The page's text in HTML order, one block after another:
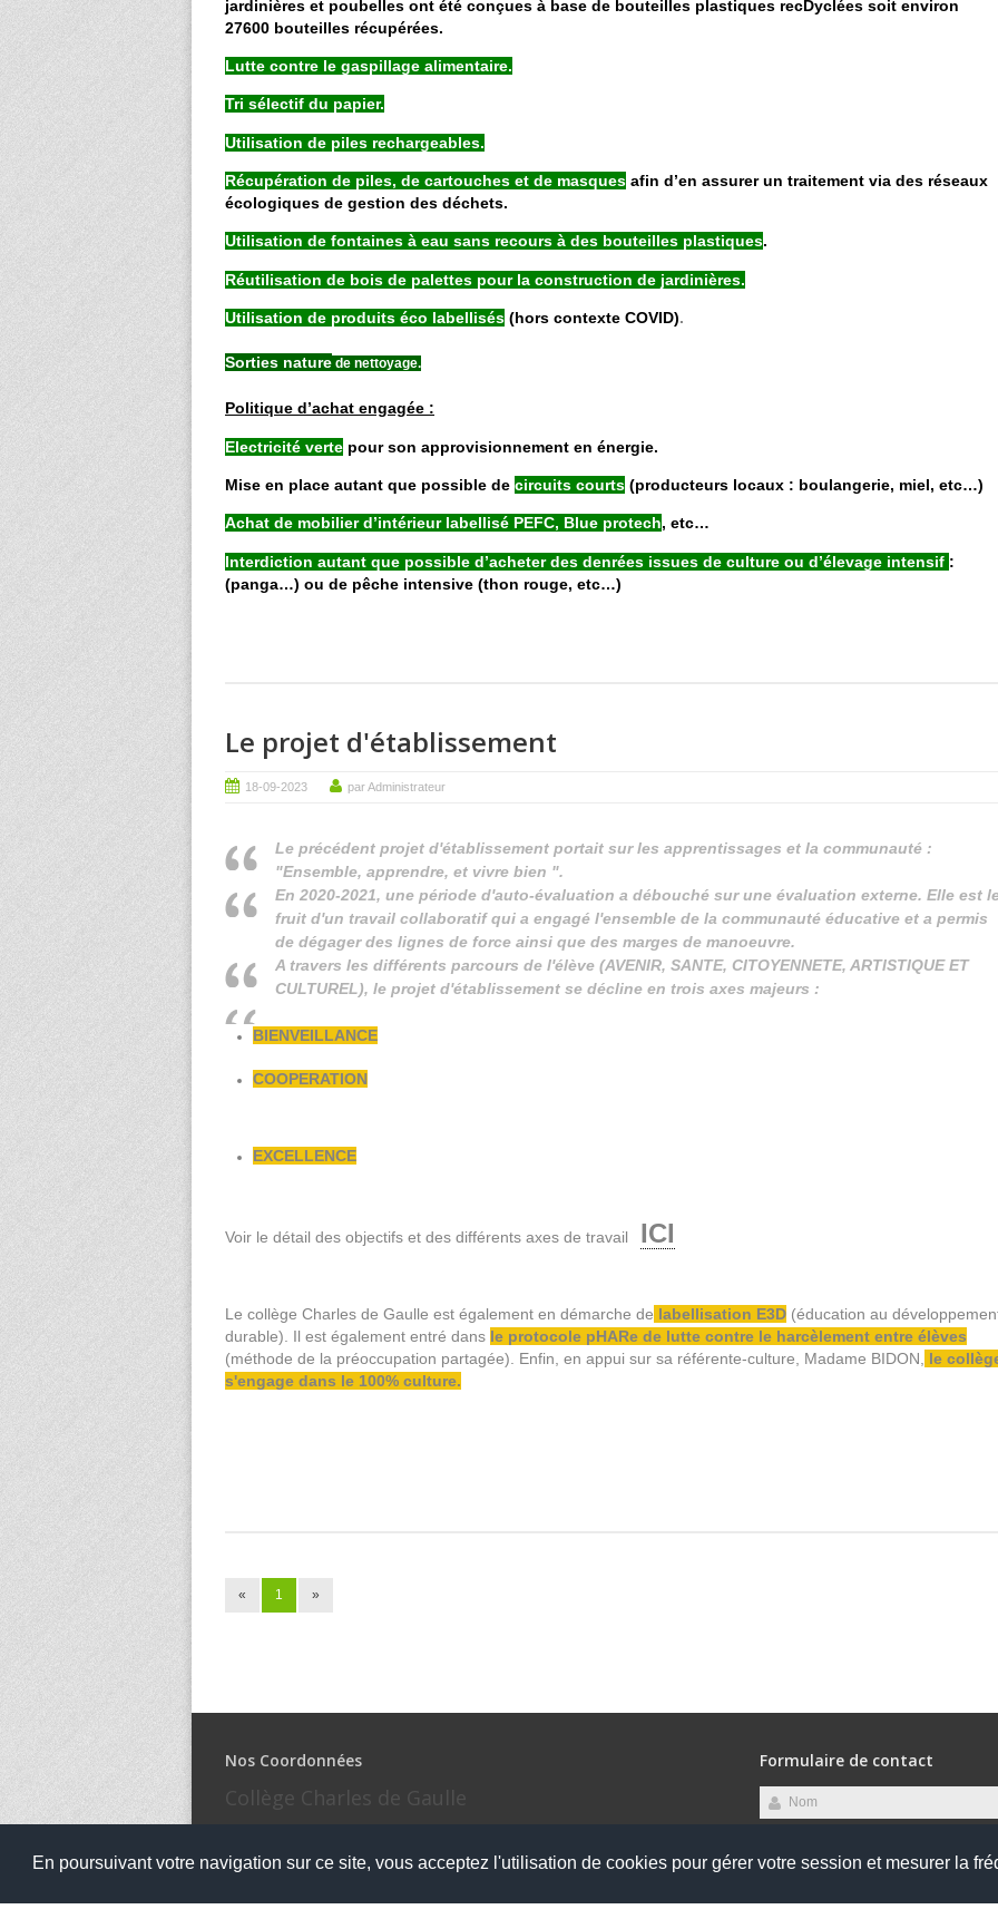
En poursuivant votre navigation sur ce site, vous acceptez l'utilisation de cookies pour gérer votre session et mesurer la
jardinières et poubelles ont été conçues à base de bouteilles plastiques recDyclées soit environ
27600 bouteilles récupérées.
Lutte contre le gaspillage alimentaire.
Tri sélectif du papier.
Utilisation de piles rechargeables.
Récupération de piles, de cartouches et de masques afin d’en assurer un traitement via des réseaux
écologiques de gestion des déchets.
Utilisation de fontaines à eau sans recours à des bouteilles plastiques.
Réutilisation de bois de palettes pour la construction de jardinières.
Utilisation de produits éco labellisés (hors contexte COVID).
Sorties nature de nettoyage.
Politique d’achat engagée :
Electricité verte pour son approvisionnement en énergie.
Mise en place autant que possible de circuits courts (producteurs locaux : boulangerie, miel, etc…)
Achat de mobilier d’intérieur labellisé PEFC, Blue protech, etc…
Interdiction autant que possible d’acheter des denrées issues de culture ou d’élevage intensif :
(panga…) ou de pêche intensive (thon rouge, etc…)
Le projet d'établissement
18-09-2023 par Administrateur
Le précédent projet d'établissement portait sur les apprentissages et la communauté :
"Ensemble, apprendre, et vivre bien ".
En 2020-2021, une période d'auto-évaluation a débouché sur une évaluation externe. Elle est
fruit d'un travail collaboratif qui a engagé l'ensemble de la communauté éducative et a permis
de dégager des lignes de force ainsi que des marges de manoeuvre.
A travers les différents parcours de l'élève (AVENIR, SANTE, CITOYENNETE, ARTISTIQUE ET
CULTUREL), le projet d'établissement se décline en trois axes majeurs :
BIENVEILLANCE
COOPERATION
EXCELLENCE
Voir le détail des objectifs et des différents axes de travail ICI
Le collège Charles de Gaulle est également en démarche de labellisation E3D (éducation au
durable). Il est également entré dans le protocole pHARe de lutte contre le harcèlement entre élèves
(méthode de la préoccupation partagée). Enfin, en appui sur sa référente-culture, Madame BIDON,
le
s'engage dans le 100% culture.
« 1 »
Nos Coordonnées
Collège Charles de Gaulle
02.97.86.30.55
Formulaire de contact